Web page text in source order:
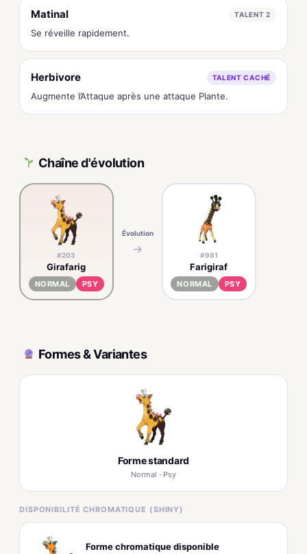
Matinal TALENT 2
Se réveille rapidement.
Herbivore TALENT CACHÉ
Augmente l’Attaque après une attaque Plante.
Chaîne d'évolution
#203
Girafarig
NORMAL PSY
Évolution
→ #981
Farigiraf
NORMAL PSY
Formes & Variantes
Forme standard
Normal · Psy
DISPONIBILITÉ CHROMATIQUE (SHINY)
Forme chromatique disponible